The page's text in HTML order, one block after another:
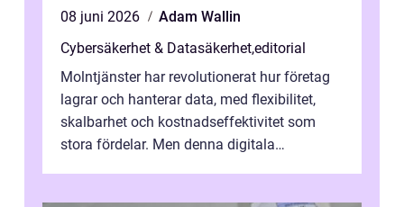
08 juni 2026
Adam Wallin
Cybersäkerhet & Datasäkerhet,editorial
Molntjänster har revolutionerat hur företag
lagrar och hanterar data, med flexibilitet,
skalbarhet och kostnadseffektivitet som
stora fördelar. Men denna digitala